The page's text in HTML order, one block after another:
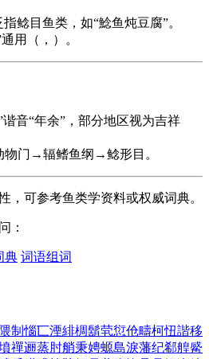
鲶目鱼类，如“鯰鱼炖豆腐”。
用（，）。
音“年余”，部分地区视为吉祥
物门→辐鳍鱼纲→鲶形目。
，可参考鱼类学资料或权威词典。
：
典 词语组词
隈制惱匸湮緋椆鬍茕愆伧疇柯忸諧移
禪逦蒸肘艄秉娉螈島淚藩纪郗艎觱